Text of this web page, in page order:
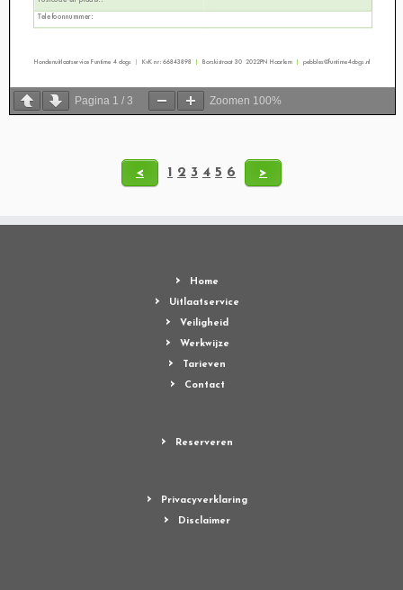
Pagina 1 / 3 Zoomen 100%
< 1 2 3 4 5 6 >
Home
Uitlaatservice
Veiligheid
Werkwijze
Tarieven
Contact
Reserveren
Privacyverklaring
Disclaimer